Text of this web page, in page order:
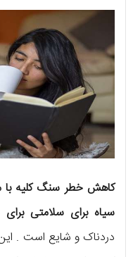
کاهش خطر سنگ کلیه
سیاه برای سلامتی
دردناک و شایع است .